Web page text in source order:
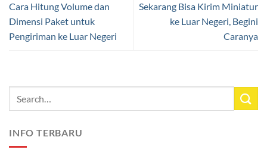
Cara Hitung Volume dan
Dimensi Paket untuk
Pengiriman ke Luar Negeri
Sekarang Bisa Kirim Miniatur
ke Luar Negeri, Begini
Caranya
INFO TERBARU